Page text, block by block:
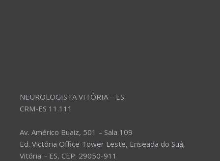
NEUROLOGISTA VITÓRIA – ES
CRM-ES 11.111
Av. Américo Buaiz, 501 – Sala 109
Ed. Victória Office Tower Leste, Enseada do Suá,
Vitória – ES, CEP: 29050-911